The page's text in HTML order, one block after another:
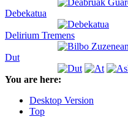
Debekatua
Delirium Tremens
Dut
You are here:
Desktop Version
Top